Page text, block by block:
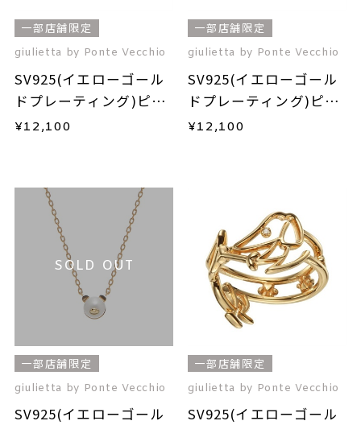
一部店舗限定
giulietta by Ponte Vecchio
SV925(イエローゴール
ドプレーティング)ピア
ス(片耳用)
¥12,100
一部店舗限定
giulietta by Ponte Vecchio
SV925(イエローゴール
ドプレーティング)ピン
キーリング
¥12,100
SOLD OUT
一部店舗限定
giulietta by Ponte Vecchio
SV925(イエローゴール
一部店舗限定
giulietta by Ponte Vecchio
SV925(イエローゴール